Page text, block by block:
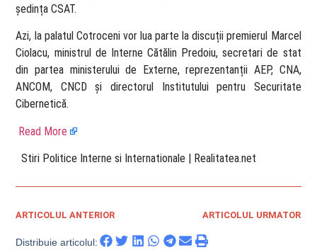
ședința CSAT.
Azi, la palatul Cotroceni vor lua parte la discuții premierul Marcel
Ciolacu, ministrul de Interne Cătălin Predoiu, secretari de stat
din partea ministerului de Externe, reprezentanții AEP, CNA,
ANCOM, CNCD și directorul Institutului pentru Securitate
Cibernetică.
Read More
​ Stiri Politice Interne si Internationale | Realitatea.net
ARTICOLUL ANTERIOR ARTICOLUL URMATOR
Distribuie articolul: